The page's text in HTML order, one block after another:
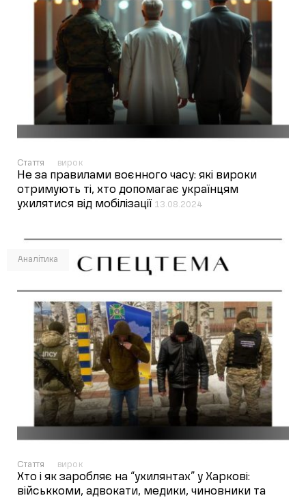
Стаття вирок
Не за правилами воєнного часу: які вироки
отримують ті, хто допомагає українцям
ухилятися від мобілізації 13.08.2024
Аналітика
Стаття вирок
Хто і як заробляє на “ухилянтах” у Харкові:
військкоми, адвокати, медики, чиновники та